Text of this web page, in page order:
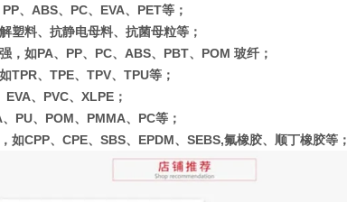
、ABS、PC、EVA、PET等；
塑料、抗静电母料、抗菌母粒等；
，如PA、PP、PC、ABS、PBT、POM 玻纤；
TPR、TPE、TPV、TPU等；
EVA、PVC、XLPE；
PU、POM、PMMA、PC等；
如CPP、CPE、SBS、EPDM、SEBS,氟橡胶、顺丁橡胶等；